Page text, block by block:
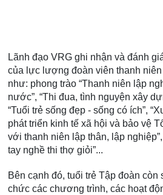
Lãnh đạo VRG ghi nhận và đánh
của lực lượng đoàn viên thanh
như: phong trào “Thanh niên lập
nước”, “Thi đua, tình nguyện xây
“Tuổi trẻ sống đẹp - sống có ích”,
phát triển kinh tế xã hội và bảo vệ
với thanh niên lập thân, lập nghiệp”,
tay nghề thi thợ giỏi”...
Bên cạnh đó, tuổi trẻ Tập đoàn còn
chức các chương trình, các hoạt